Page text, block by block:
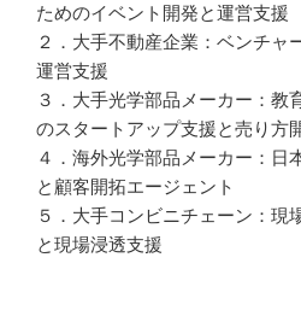
ためのイベント開発と運営支援
２．大手不動産企業：ベンチャ
運営支援
３．大手光学部品メーカー：教
のスタートアップ支援と売り方
４．海外光学部品メーカー：日
と顧客開拓エージェント
５．大手コンビニチェーン：現
と現場浸透支援